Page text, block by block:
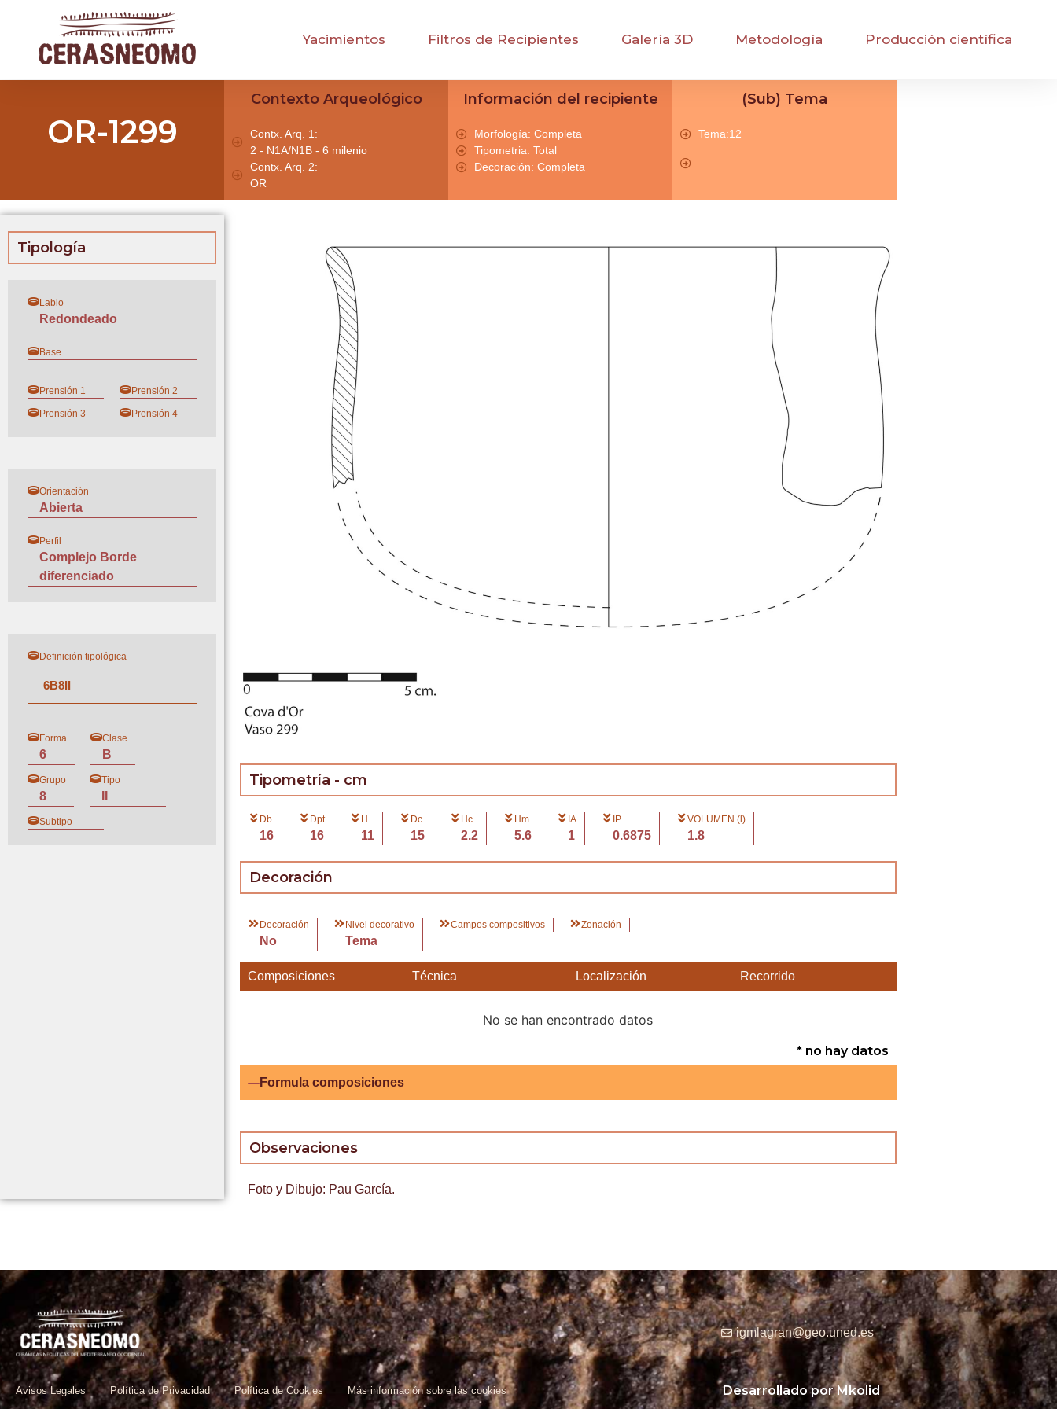
Yacimientos Filtros de Recipientes Galería 3D Metodología Producción científica
OR-1299
Contexto Arqueológico
Contx. Arq. 1:
2 - N1A/N1B - 6 milenio
Contx. Arq. 2:
OR
Información del recipiente
Morfología: Completa
Tipometria: Total
Decoración: Completa
(Sub) Tema
Tema:12
Tipología
Labio
Redondeado
Base
Prensión 1 Prensión 2
Prensión 3 Prensión 4
Orientación
Abierta
Perfil
Complejo Borde
diferenciado
Definición tipológica
6B8II
Forma
6
Clase
B
Grupo
8
Tipo
Subtipo
Tipometría - cm
Db
16
Dpt
16
H
11
Dc
15
Hc
2.2
Hm
5.6
IA
1
IP
0.6875
VOLUMEN (l)
1.8
Decoración
Decoración
No
Nivel decorativo
Tema
Campos compositivos Zonación
Composiciones Técnica Localización Recorrido
No se han encontrado datos
* no hay datos
Formula composiciones
Observaciones
Foto y Dibujo: Pau García.
igmlagran@geo.uned.es
Avisos Legales Política de Privacidad Política de Cookies Más información sobre las cookies Desarrollado por Mkolid